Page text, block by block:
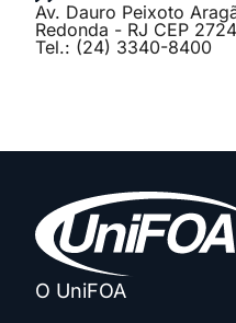
Av. Dauro Peixoto
Redonda - RJ CEP
Tel.: (24) 3340-8400
O UniFOA